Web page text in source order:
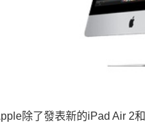
除了發表新的iPad Air 2和